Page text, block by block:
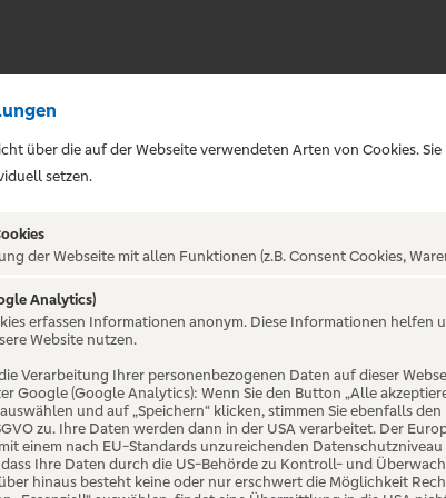
Art | ca.
über die auf der Webseite verwendeten Arten von Cookies.
setzen.
der Webseite mit allen Funktionen (z.B. Consent Cookies,
Analytics)
erfassen Informationen anonym. Diese Informationen helfen
Website nutzen.
Verarbeitung Ihrer personenbezogenen Daten auf dieser
Google (Google Analytics): Wenn Sie den Button „Alle
und auf „Speichern“ klicken, stimmen Sie ebenfalls
zu. Ihre Daten werden dann in der USA verarbeitet. Der
einem nach EU-Standards unzureichenden
Ihre Daten durch die US-Behörde zu Kontroll- und
hinaus besteht keine oder nur erschwert die Möglichkeit